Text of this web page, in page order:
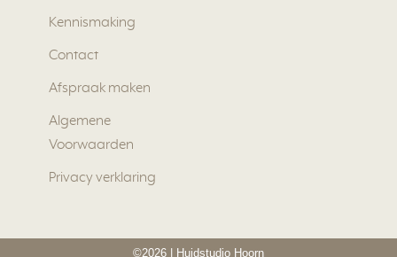
Kennismaking
Contact
Afspraak maken
Algemene
Voorwaarden
Privacy verklaring
©2026 | Huidstudio Hoorn